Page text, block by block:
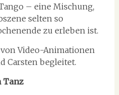
– eine Mischung,
selten so
zu erleben ist.
Video-Animationen
Carsten begleitet.
Tanz